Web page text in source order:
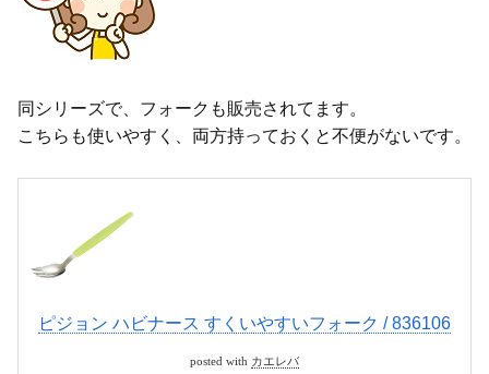
同シリーズで、フォークも販売されてます。
こちらも使いやすく、両方持っておくと不便がないです。
ピジョン ハビナース すくいやすいフォーク / 836106
posted with カエレバ